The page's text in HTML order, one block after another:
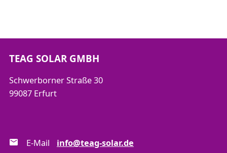
TEAG SOLAR GMBH
Schwerborner Straße 30
99087 Erfurt
E-Mail info@teag-solar.de